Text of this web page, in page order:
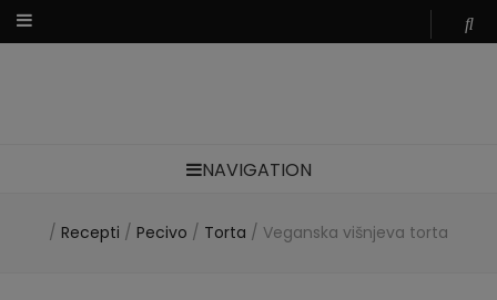
NAVIGATION
/ Recepti / Pecivo / Torta / Veganska višnjeva torta